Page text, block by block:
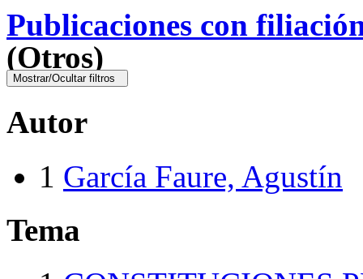
Publicaciones con
(Otros)
Autor
1 García Faure, Agustín
Tema